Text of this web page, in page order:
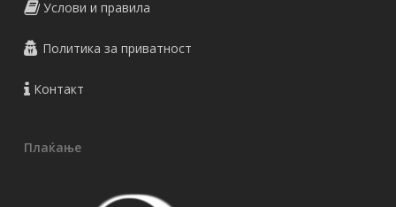
Услови и правила
Политика за приватност
Контакт
Плаќање